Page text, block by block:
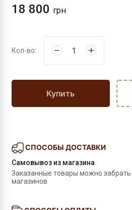
18 800 грн
Кол-во:
Купить
СПОСОБЫ ДОСТАВКИ
Самовывоз из магазина
Заказанные товары можно
магазинов